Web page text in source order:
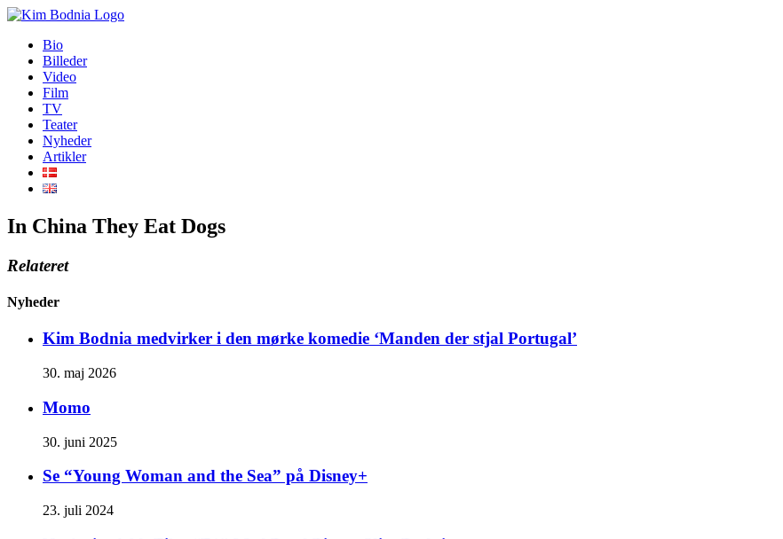
Skip
contentBio
Billeder
Video
Film
TV
Teater
Nyheder
Artikler
In China They Eat Dogs
Relateret
Nyheder
Kim Bodnia medvirker i den mørke komedie ‘Manden der stjal Portugal’
30. maj 2026
Momo
30. juni 2025
Se “Young Woman and the Sea” på Disney+
23. juli 2024